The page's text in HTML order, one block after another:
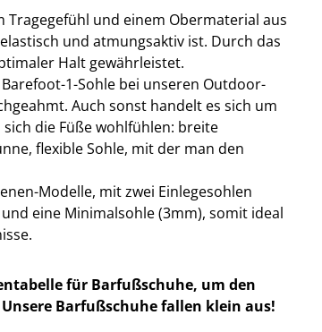
und einem Obermaterial aus
und atmungsaktiv ist. Durch das
Halt gewährleistet.
1-Sohle bei unseren Outdoor-
Auch sonst handelt es sich um
die Füße wohlfühlen: breite
flexible Sohle, mit der man den
Modelle, mit zwei Einlegesohlen
eine Minimalsohle (3mm), somit ideal
für Barfußschuhe, um den
Barfußschuhe fallen klein aus!